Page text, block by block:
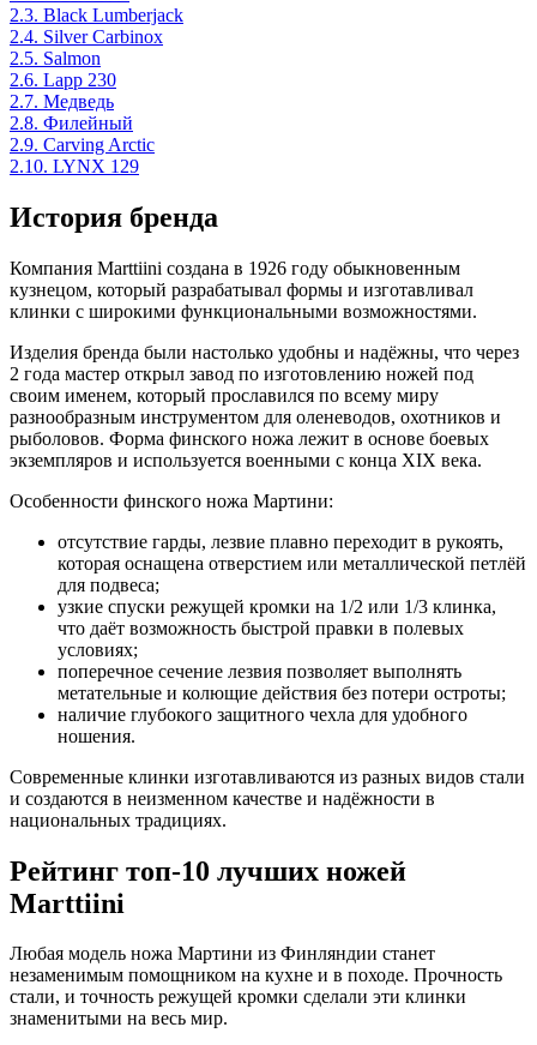
2.3. Black Lumberjack
2.4. Silver Carbinox
2.5. Salmon
2.6. Lapp 230
2.7. Медведь
2.8. Филейный
2.9. Carving Arctic
2.10. LYNX 129
История бренда
Компания Marttiini создана в 1926 году обыкновенным
кузнецом, который разрабатывал формы и изготавливал
клинки с широкими функциональными возможностями.
Изделия бренда были настолько удобны и надёжны, что через
2 года мастер открыл завод по изготовлению ножей под
своим именем, который прославился по всему миру
разнообразным инструментом для оленеводов, охотников и
рыболовов. Форма финского ножа лежит в основе боевых
экземпляров и используется военными с конца XIX века.
Особенности финского ножа Мартини:
отсутствие гарды, лезвие плавно переходит в рукоять,
которая оснащена отверстием или металлической петлёй
для подвеса;
узкие спуски режущей кромки на 1/2 или 1/3 клинка,
что даёт возможность быстрой правки в полевых
условиях;
поперечное сечение лезвия позволяет выполнять
метательные и колющие действия без потери остроты;
наличие глубокого защитного чехла для удобного
ношения.
Современные клинки изготавливаются из разных видов стали
и создаются в неизменном качестве и надёжности в
национальных традициях.
Рейтинг топ-10 лучших ножей
Marttiini
Любая модель ножа Мартини из Финляндии станет
незаменимым помощником на кухне и в походе. Прочность
стали, и точность режущей кромки сделали эти клинки
знаменитыми на весь мир.